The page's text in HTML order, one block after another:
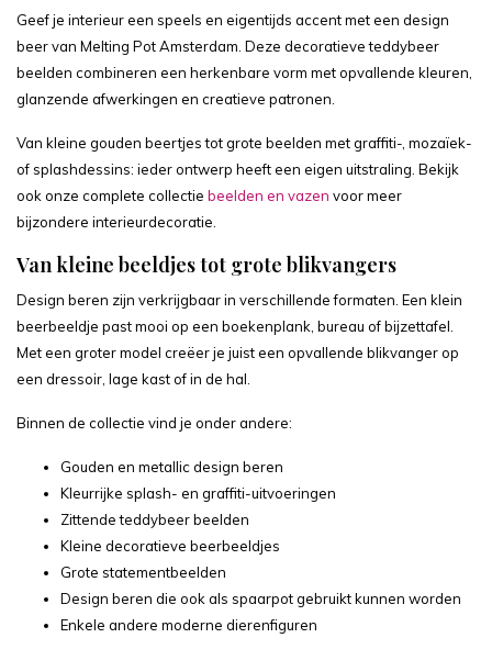
Geef je interieur een speels en eigentijds accent met een design
beer van Melting Pot Amsterdam. Deze decoratieve teddybeer
beelden combineren een herkenbare vorm met opvallende kleuren,
glanzende afwerkingen en creatieve patronen.
Van kleine gouden beertjes tot grote beelden met graffiti-, mozaïek-
of splashdessins: ieder ontwerp heeft een eigen uitstraling. Bekijk
ook onze complete collectie beelden en vazen voor meer
bijzondere interieurdecoratie.
Van kleine beeldjes tot grote blikvangers
Design beren zijn verkrijgbaar in verschillende formaten. Een klein
beerbeeldje past mooi op een boekenplank, bureau of bijzettafel.
Met een groter model creëer je juist een opvallende blikvanger op
een dressoir, lage kast of in de hal.
Binnen de collectie vind je onder andere:
Gouden en metallic design beren
Kleurrijke splash- en graffiti-uitvoeringen
Zittende teddybeer beelden
Kleine decoratieve beerbeeldjes
Grote statementbeelden
Design beren die ook als spaarpot gebruikt kunnen worden
Enkele andere moderne dierenfiguren